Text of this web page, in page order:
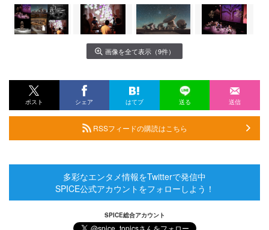
画像を全て表示（9件）
ポスト シェア はてブ 送る 送信
RSSフィードの購読はこちら
多彩なエンタメ情報をTwitterで発信中
SPICE公式アカウントをフォローしよう！
SPICE総合アカウント